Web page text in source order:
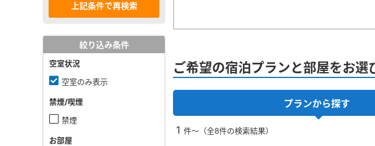
絞り込み条件
空室状況
空室のみ表示
禁煙/喫煙
禁煙
お部屋
ご希望の宿泊プランと部屋をお選
プランから探す
1 件～（全8件の検索結果）